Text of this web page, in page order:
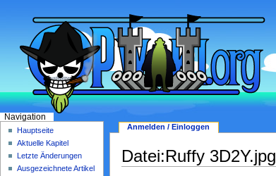
Datei:Ruffy 3D2Y.jpg
Anmelden / Einloggen
Navigation
Hauptseite
Aktuelle Kapitel
Letzte Änderungen
Ausgezeichnete Artikel